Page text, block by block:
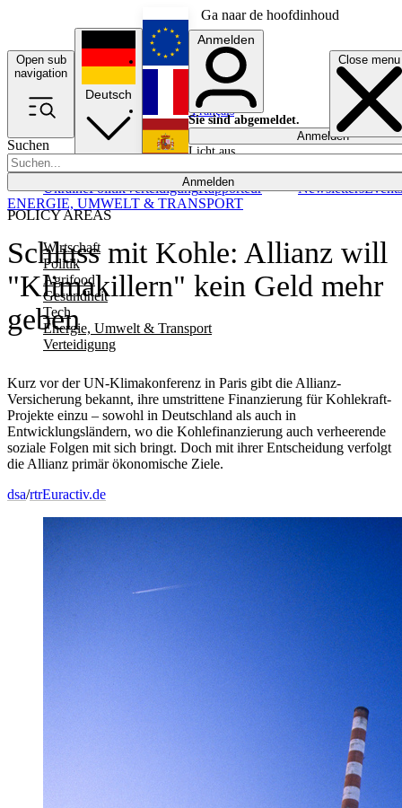
Ga naar de hoofdinhoud
Open sub
navigation
Close menu
Suchen
Anmelden
POLICY AREAS
Wirtschaft
Politik
Agrifood
Gesundheit
Tech
Energie, Umwelt & Transport
Verteidigung
UkrainePolitikVerteidigungRapporteur NewslettersEvents
Deutsch
English
Français
Anmelden
Sie sind abgemeldet.
Anmelden
Licht aus
Schluss mit Kohle: Allianz will
"Klimakillern" kein Geld mehr
geben
Kurz vor der UN-Klimakonferenz in Paris gibt die Allianz-
Versicherung bekannt, ihre umstrittene Finanzierung für Kohlekraft-
Projekte einzu – sowohl in Deutschland als auch in
Entwicklungsländern, wo die Kohlefinanzierung auch verheerende
soziale Folgen mit sich bringt. Doch mit ihrer Entscheidung verfolgt
die Allianz primär ökonomische Ziele.
ENERGIE, UMWELT & TRANSPORT
dsa/rtrEuractiv.de